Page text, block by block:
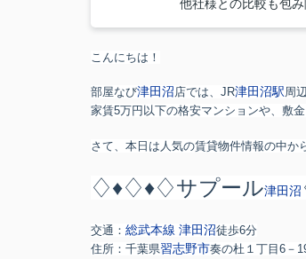
他社様との比較も包
こんにちは！
部屋なび津田沼店では、JR津田沼駅周
家賃5万円以下の格安マンションや、敷金
さて、本日は人気の賃貸物件情報の中か
♢♦♢♦♢サプール津田沼
交通： 総武本線 津田沼徒歩6分
住所：千葉県習志野市奏の杜１丁目6－